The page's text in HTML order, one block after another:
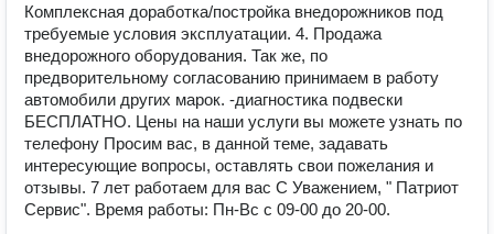
Комплексная доработка/постройка внедорожников под
требуемые условия эксплуатации. 4. Продажа
внедорожного оборудования. Так же, по
предворительному согласованию принимаем в работу
автомобили других марок. -диагностика подвески
БЕСПЛАТНО. Цены на наши услуги вы можете узнать по
телефону Просим вас, в данной теме, задавать
интересующие вопросы, оставлять свои пожелания и
отзывы. 7 лет работаем для вас С Уважением, " Патриот
Сервис". Время работы: Пн-Вс с 09-00 до 20-00.